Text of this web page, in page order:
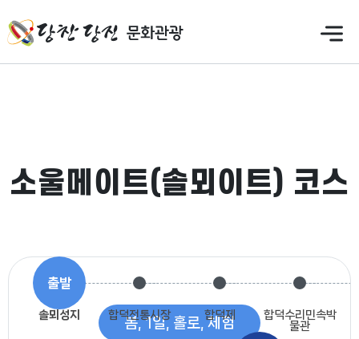
봄, 1일, 홀로, 체험
소울메이트(솔뫼이트) 코스
솔뫼성지 합덕전통시장 합덕제
합덕수리민속박
물관